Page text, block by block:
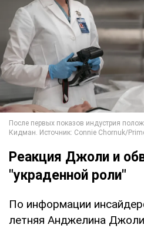
Реакция Джоли и
"украденной роли"
По информации
летняя Анджелина